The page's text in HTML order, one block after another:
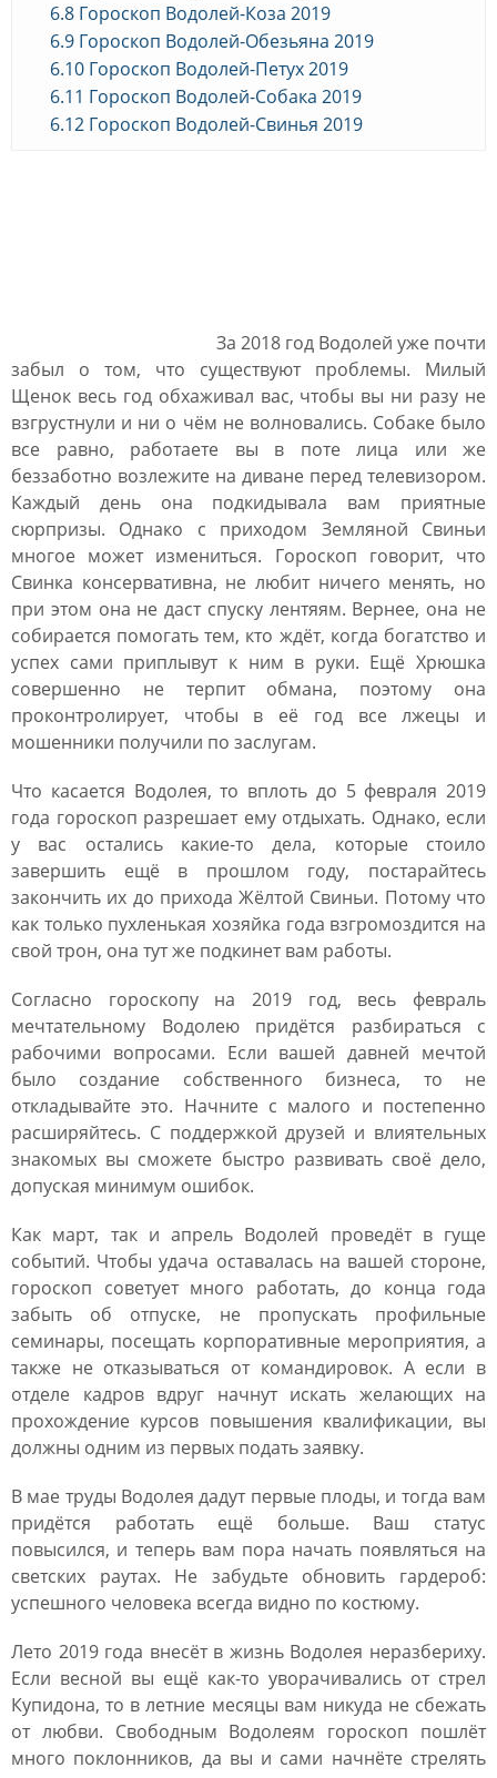
6.8 Гороскоп Водолей-Коза 2019
6.9 Гороскоп Водолей-Обезьяна 2019
6.10 Гороскоп Водолей-Петух 2019
6.11 Гороскоп Водолей-Собака 2019
6.12 Гороскоп Водолей-Свинья 2019
За 2018 год Водолей уже почти
забыл о том, что существуют проблемы. Милый
Щенок весь год обхаживал вас, чтобы вы ни разу не
взгрустнули и ни о чём не волновались. Собаке было
все равно, работаете вы в поте лица или же
беззаботно возлежите на диване перед телевизором.
Каждый день она подкидывала вам приятные
сюрпризы. Однако с приходом Земляной Свиньи
многое может измениться. Гороскоп говорит, что
Свинка консервативна, не любит ничего менять, но
при этом она не даст спуску лентяям. Вернее, она не
собирается помогать тем, кто ждёт, когда богатство и
успех сами приплывут к ним в руки. Ещё Хрюшка
совершенно не терпит обмана, поэтому она
проконтролирует, чтобы в её год все лжецы и
мошенники получили по заслугам.
Что касается Водолея, то вплоть до 5 февраля 2019
года гороскоп разрешает ему отдыхать. Однако, если
у вас остались какие-то дела, которые стоило
завершить ещё в прошлом году, постарайтесь
закончить их до прихода Жёлтой Свиньи. Потому что
как только пухленькая хозяйка года взгромоздится на
свой трон, она тут же подкинет вам работы.
Согласно гороскопу на 2019 год, весь февраль
мечтательному Водолею придётся разбираться с
рабочими вопросами. Если вашей давней мечтой
было создание собственного бизнеса, то не
откладывайте это. Начните с малого и постепенно
расширяйтесь. С поддержкой друзей и влиятельных
знакомых вы сможете быстро развивать своё дело,
допуская минимум ошибок.
Как март, так и апрель Водолей проведёт в гуще
событий. Чтобы удача оставалась на вашей стороне,
гороскоп советует много работать, до конца года
забыть об отпуске, не пропускать профильные
семинары, посещать корпоративные мероприятия, а
также не отказываться от командировок. А если в
отделе кадров вдруг начнут искать желающих на
прохождение курсов повышения квалификации, вы
должны одним из первых подать заявку.
В мае труды Водолея дадут первые плоды, и тогда вам
придётся работать ещё больше. Ваш статус
повысился, и теперь вам пора начать появляться на
светских раутах. Не забудьте обновить гардероб:
успешного человека всегда видно по костюму.
Лето 2019 года внесёт в жизнь Водолея неразбериху.
Если весной вы ещё как-то уворачивались от стрел
Купидона, то в летние месяцы вам никуда не сбежать
от любви. Свободным Водолеям гороскоп пошлёт
много поклонников, да вы и сами начнёте стрелять